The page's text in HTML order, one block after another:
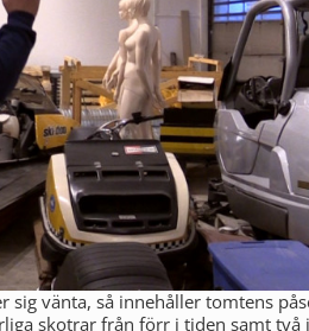
vänta, så innehåller tomtens
skotrar från förr i tiden samt två